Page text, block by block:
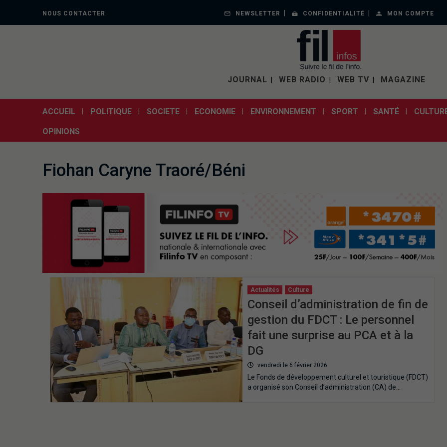
NOUS CONTACTER NEWSLETTER CONFIDENTIALITÉ MON COMPTE
JOURNAL WEB RADIO WEB TV MAGAZINE
ACCUEIL POLITIQUE SOCIETE ECONOMIE ENVIRONNEMENT SPORT SANTÉ
OPINIONS
Fiohan Caryne Traoré/Béni
Actualités Culture
Conseil d’administration de fin de
gestion du FDCT : Le personnel
fait une surprise au PCA et à la
DG
vendredi le 6 février 2026
Le Fonds de développement culturel et touristique (FDCT)
a organisé son Conseil d’administration (CA) de…